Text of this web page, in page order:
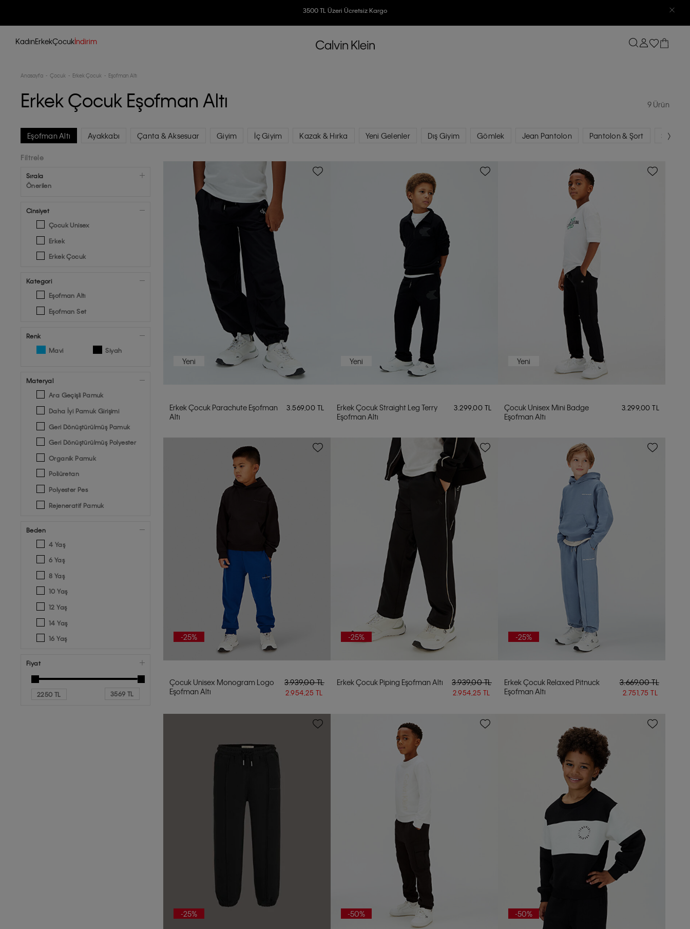
3500 TL Üzeri Ücretsiz Kargo
KadınErkekÇocukİndirim
Anasayfa Çocuk Erkek Çocuk Eşofman Altı
Erkek Çocuk Eşofman Altı 9 Ürün
Ayakkabı Çanta & Aksesuar Giyim İç Giyim Kazak & Hırka Yeni Gelenler Dış Giyim
Eşofman Altı Gömlek Jean Pantolon Pantolon & Şort
Filtrele
Sırala
Önerilen
Cinsiyet
Çocuk Unisex
Erkek
Erkek Çocuk
Kategori
Eşofman Altı
Eşofman Set
Renk
Mavi
Siyah
Materyal
Ara Geçişli Pamuk
Daha İyi Pamuk Girişimi
Geri Dönüştürülmüş Pamuk
Geri Dönüştürülmüş Polyester
Organik Pamuk
Poliüretan
Polyester Pes
Rejeneratif Pamuk
Beden
4 Yaş
6 Yaş
8 Yaş
10 Yaş
12 Yaş
14 Yaş
16 Yaş
Fiyat
2250 TL 3569 TL
Yeni
Erkek Çocuk Parachute Eşofman
Altı
3.569,00 TL
Yeni
Erkek Çocuk Straight Leg Terry
Eşofman Altı
3.299,00 TL
Yeni
Çocuk Unisex Mini Badge
Eşofman Altı
3.299,00 TL
-25%
Çocuk Unisex Monogram Logo
Eşofman Altı
3.939,00 TL
2.954,25 TL
-25%
Erkek Çocuk Piping Eşofman Altı 3.939,00 TL
2.954,25 TL
-25%
Erkek Çocuk Relaxed Pitnuck
Eşofman Altı
3.669,00 TL
2.751,75 TL
-25% -50% -50%